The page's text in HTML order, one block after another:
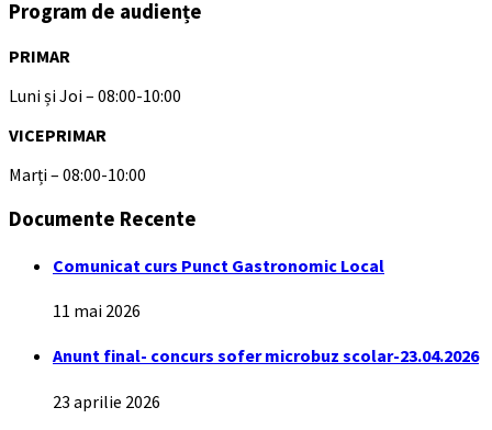
Program de audiențe
PRIMAR
Luni și Joi – 08:00-10:00
VICEPRIMAR
Marți – 08:00-10:00
Documente Recente
Comunicat curs Punct Gastronomic Local
11 mai 2026
Anunt final- concurs sofer microbuz scolar-23.04.2026
23 aprilie 2026